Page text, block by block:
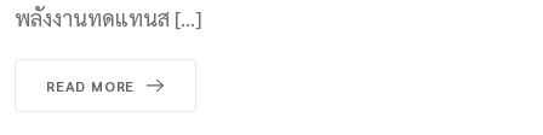
พลังงานทดแทนส […]
READ MORE